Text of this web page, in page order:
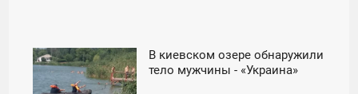
В киевском озере обнаружили
тело мужчины - «Украина»